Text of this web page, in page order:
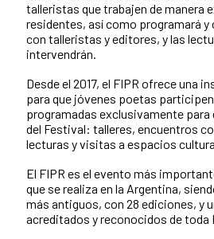
talleristas que trabajen de manera
residentes, así como programará y
con talleristas y editores, y las
intervendrán.
Desde el 2017, el FIPR ofrece una
para que jóvenes poetas
programadas exclusivamente para
del Festival: talleres, encuentros
lecturas y visitas a espacios
El FIPR es el evento más
que se realiza en la Argentina,
más antiguos, con 28 ediciones, y
acreditados y reconocidos de toda